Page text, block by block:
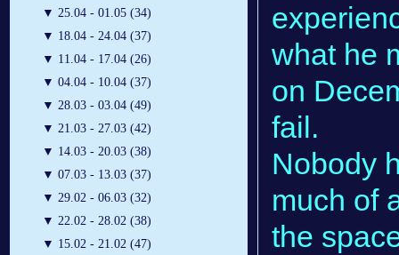
▼ 25.04 - 01.05 (34)
▼ 18.04 - 24.04 (37)
▼ 11.04 - 17.04 (26)
▼ 04.04 - 10.04 (37)
▼ 28.03 - 03.04 (49)
▼ 21.03 - 27.03 (42)
▼ 14.03 - 20.03 (38)
▼ 07.03 - 13.03 (37)
▼ 29.02 - 06.03 (32)
▼ 22.02 - 28.02 (38)
▼ 15.02 - 21.02 (47)
what he
on
fail.
Nobody
much of
the